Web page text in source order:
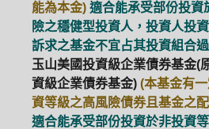
能為本金) 適合能承受部份投資
險之穩健型投資人，投資人投
訴求之基金不宜占其投資組合
玉山美國投資級企業債券基金(
資級企業債券基金) (本基金有
資等級之高風險債券且基金之
適合能承受部份投資於非投資